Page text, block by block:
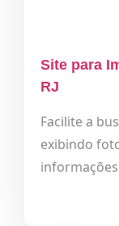
Site para
RJ
Facilite a
exibindo